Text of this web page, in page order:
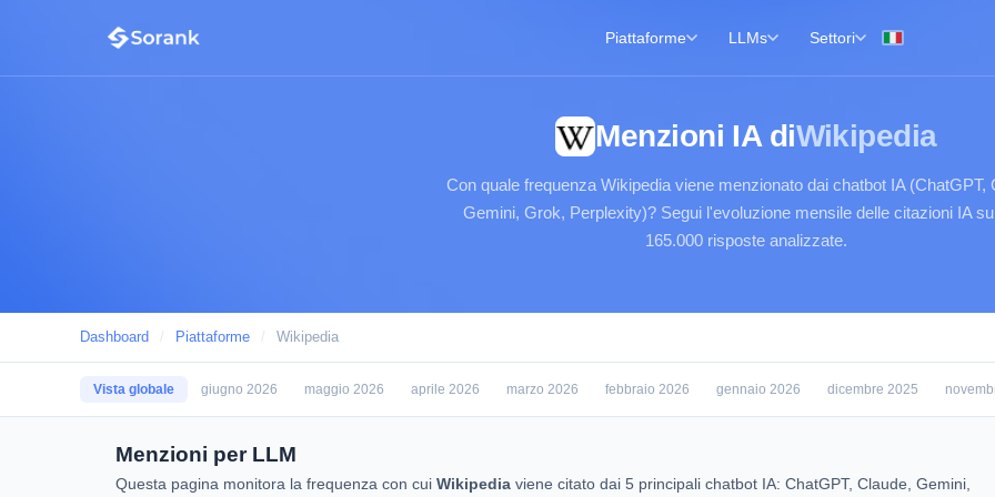
Piattaforme LLMs Settori
Menzioni IA diWikipedia
Con quale frequenza Wikipedia viene menzionato dai chatbot IA (ChatGPT,
Gemini, Grok, Perplexity)? Segui l'evoluzione mensile delle citazioni IA
165.000 risposte analizzate.
Dashboard / Piattaforme / Wikipedia
Vista globale giugno 2026 maggio 2026 aprile 2026 marzo 2026 febbraio 2026 gennaio 2026 dicembre 2025
Menzioni per LLM
Questa pagina monitora la frequenza con cui Wikipedia viene citato dai 5 principali chatbot IA: ChatGPT, Claude, Gemini,